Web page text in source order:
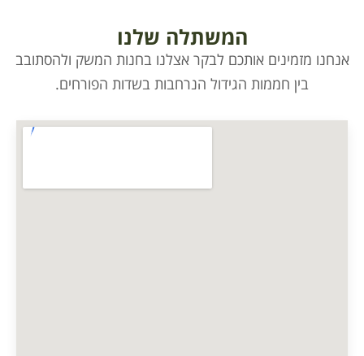
המשתלה שלנו
אנחנו מזמינים אותכם לבקר אצלנו בחנות המשק ולהסתובב
בין חממות הגידול הנרחבות בשדות הפורחים.